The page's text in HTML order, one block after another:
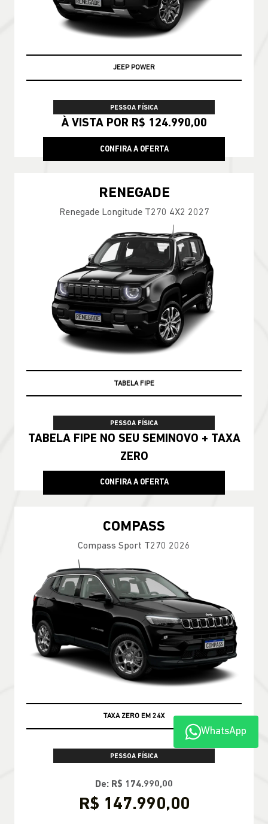
JEEP POWER
PESSOA FÍSICA
À VISTA POR R$ 124.990,00
CONFIRA A OFERTA
RENEGADE
Renegade Longitude T270 4X2 2027
TABELA FIPE
PESSOA FÍSICA
TABELA FIPE NO SEU SEMINOVO + TAXA
ZERO
CONFIRA A OFERTA
COMPASS
Compass Sport T270 2026
TAXA ZERO EM 24X
PESSOA FÍSICA
De: R$ 174.990,00
R$ 147.990,00
WhatsApp